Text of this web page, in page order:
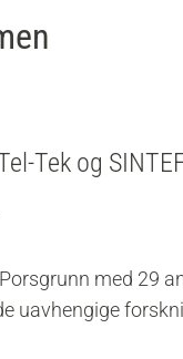
Tek og
med 29
uavhengige